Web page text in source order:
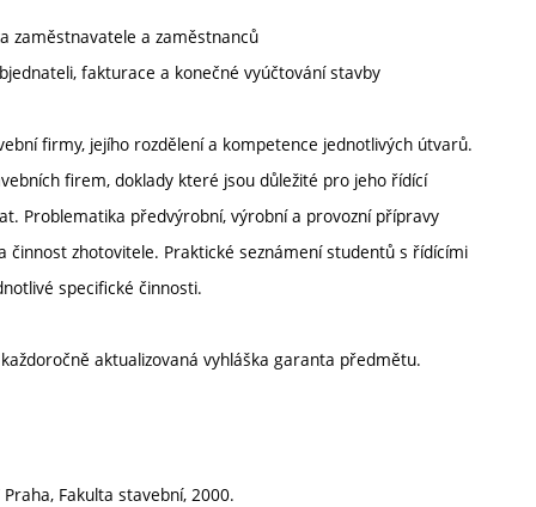
zaměstnavatele a zaměstnanců
fakturace a konečné vyúčtování stavby
firmy, jejího rozdělení a kompetence jednotlivých útvarů.
firem, doklady které jsou důležité pro jeho řídící
Problematika předvýrobní, výrobní a provozní přípravy
zhotovitele. Praktické seznámení studentů s řídícími
specifické činnosti.
aktualizovaná vyhláška garanta předmětu.
Fakulta stavební, 2000.